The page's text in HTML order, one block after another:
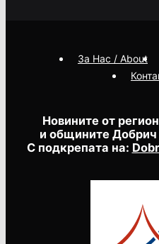
Новините от
и общините
С подкрепата на:
За Нас / About